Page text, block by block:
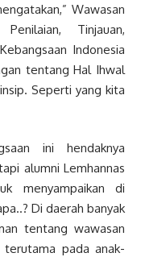
Wawasan
Tinjauan,
Indonesia
tentang Hal Ihwal
Seperti yang kita
ini hendaknya
alumni Lemhannas
menyampaikan di
Di daerah banyak
tentang wawasan
terutama pada anak-